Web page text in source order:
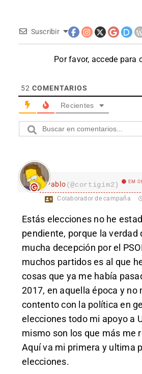
Suscribir
Por favor, accede para
52 COMENTARIOS
Recientes
Pablo(@cortigim2) EM
Colaborador de campaña
Estás elecciones no he
pendiente, porque la verdad
mucha decepción por el
muchos partidos es al que
cosas que ya me había
2017, en aquella época y no
contento con la política en
elecciones todo mi apoyo a
mismo son los que más me
Aquí va mi primera y ultima
elecciones.